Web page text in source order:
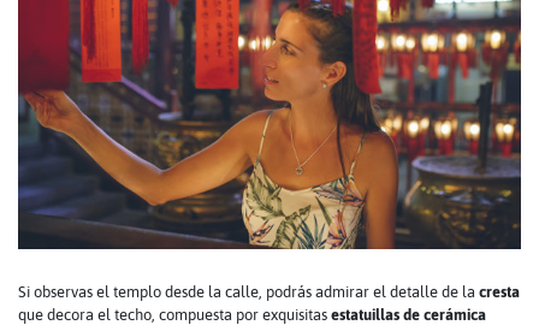
Si observas el templo desde la calle, podrás admirar el detalle de la cresta
que decora el techo, compuesta por exquisitas estatuillas de cerámica